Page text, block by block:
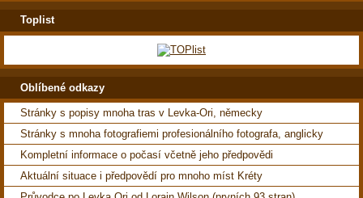
Toplist
Oblíbené odkazy
Stránky s popisy mnoha tras v Levka-Ori, německy
Stránky s mnoha fotografiemi profesionálního fotografa, anglicky
Kompletní informace o počasí včetně jeho předpovědi
Aktuální situace i předpovědí pro mnoho míst Kréty